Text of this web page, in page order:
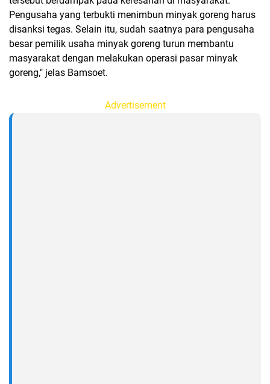
Pengusaha yang terbukti menimbun minyak goreng harus
disanksi tegas. Selain itu, sudah saatnya para pengusaha
besar pemilik usaha minyak goreng turun membantu
masyarakat dengan melakukan operasi pasar minyak
goreng," jelas Bamsoet.
Advertisement